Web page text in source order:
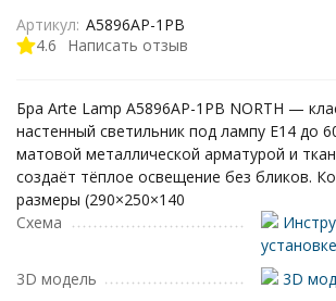
4.6 Написать отзыв
Артикул: A5896AP-1PB
Бра Arte Lamp A5896AP-1PB NORTH —
настенный светильник под лампу E14 до
матовой металлической арматурой и
создаёт тёплое освещение без бликов.
размеры (290×250×140
Схема
3D модель
3D